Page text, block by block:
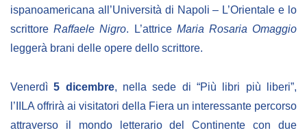
ispanoamericana all’Università di Napoli – L’Orientale e lo
scrittoreRaffaele Nigro. L’attrice Maria Rosaria Omaggio
leggerà brani delle opere dello scrittore.
Venerdì5 dicembre, nella sede di “Più libri più liberi”,
l’IILA offrirà ai visitatori della Fiera un interessante percorso
attraverso il mondo letterario del Continente con due